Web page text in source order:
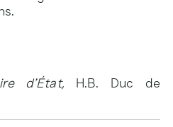
d’État, H.B. Duc de